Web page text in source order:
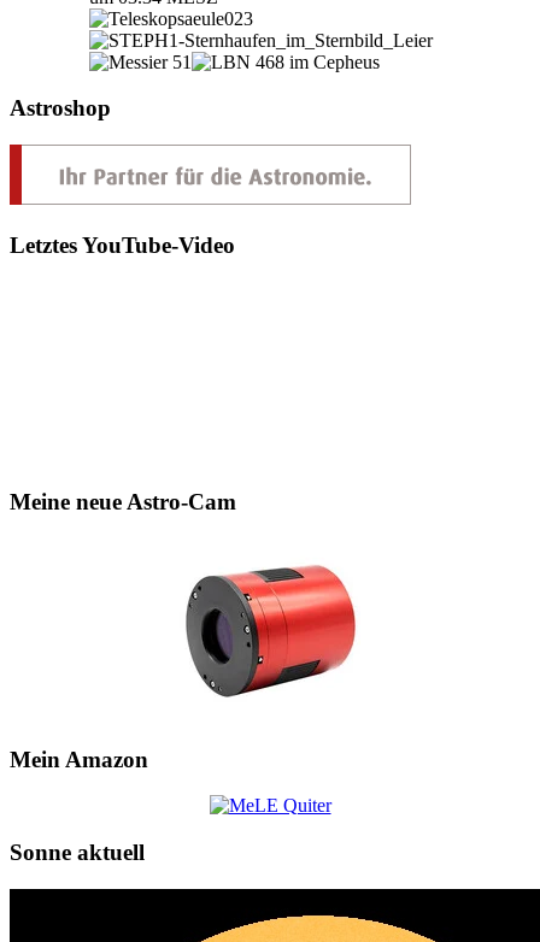
Astroshop
Letztes YouTube-Video
Meine neue Astro-Cam
Mein Amazon
Sonne aktuell